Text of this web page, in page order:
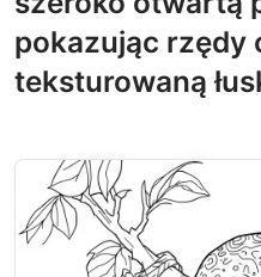
pokazując rzędy
teksturowaną